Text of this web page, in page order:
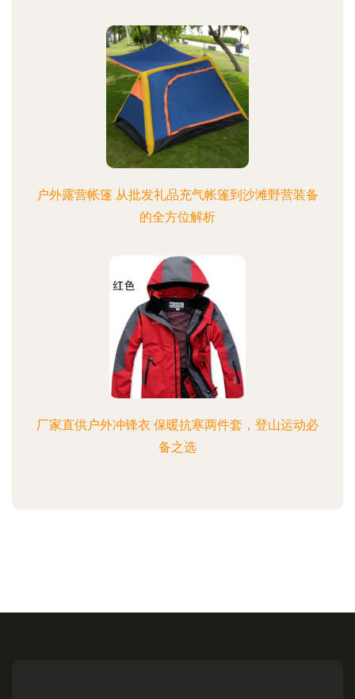
户外露营帐篷 从批发礼品充气帐篷到沙滩野营装备
的全方位解析
厂家直供户外冲锋衣 保暖抗寒两件套，登山运动必
备之选